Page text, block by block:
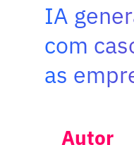
IA
com
as
Autor